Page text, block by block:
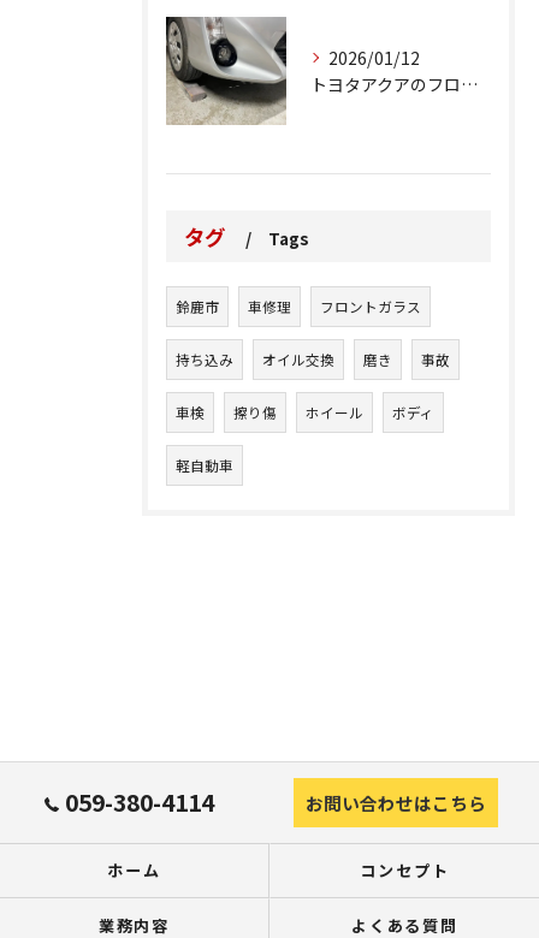
2026/01/12
トヨタアクアのフロントバンパーの右下側を縁石にぶつけてできた...
タグ Tags
鈴鹿市 車修理 フロントガラス
持ち込み オイル交換 磨き 事故
車検 擦り傷 ホイール ボディ
軽自動車
059-380-4114 お問い合わせはこちら
ホーム コンセプト
業務内容 よくある質問